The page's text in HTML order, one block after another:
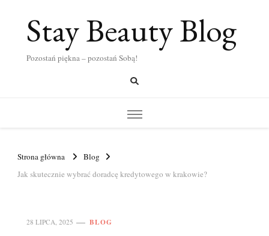
Stay Beauty Blog
Pozostań piękna – pozostań Sobą!
Strona główna
Blog
Jak skutecznie wybrać doradcę kredytowego w krakowie?
28 LIPCA, 2025 BLOG